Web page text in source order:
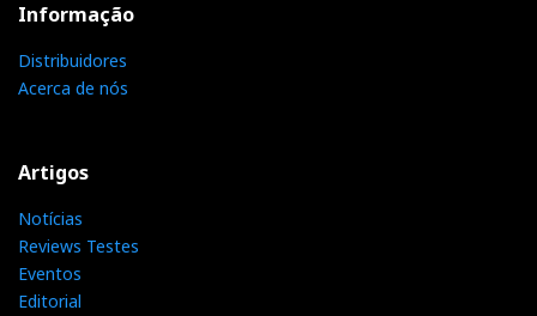
Informação
Distribuidores
Acerca de nós
Artigos
Notícias
Reviews Testes
Eventos
Editorial